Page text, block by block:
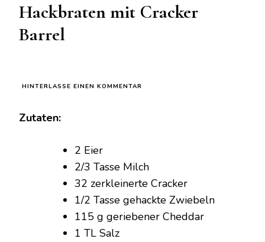
Hackbraten mit Cracker
Barrel
HINTERLASSE EINEN KOMMENTAR
Zutaten:
2 Eier
2/3 Tasse Milch
32 zerkleinerte Cracker
1/2 Tasse gehackte Zwiebeln
115 g geriebener Cheddar
1 TL Salz